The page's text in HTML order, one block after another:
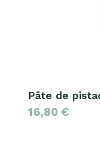
Pâte de
16,80 €